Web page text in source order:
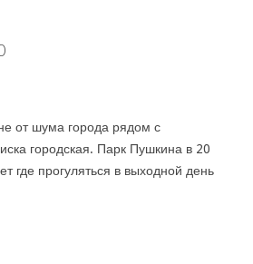
от шума города рядом с
городская. Парк Пушкина в 20
где прогуляться в выходной день